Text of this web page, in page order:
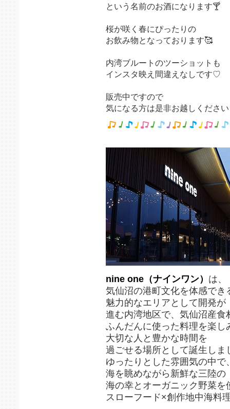
という名前のお酒になります🍸
桜が咲く春にぴったりの
お飲み物となっております🥰
内湾ブルートのツーショットも
インスタ映え間違えなしです♡
販売中ですので
気になる方は是非お越しくださ
nine one（ナインワン） は、
気仙沼の港町文化を体感でき
魅力的なエリアとして開発が
進む内湾地区で、気仙沼産食
ふんだんに使った料理を楽し
大切な人と豊かな時間を
過ごせる場所として誕生しま
ゆったりとした雰囲気の中で
海を眺めながら新鮮な三陸の
海の幸とオーガニック野菜を
スローフード×創作地中海料